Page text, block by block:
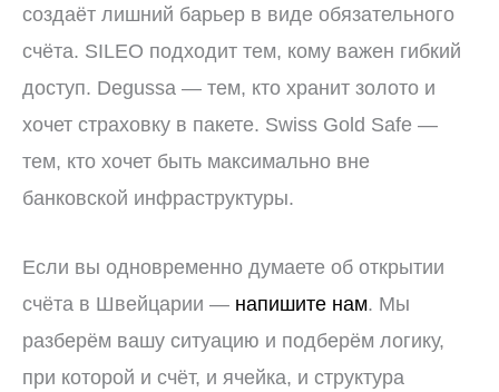
создаёт лишний барьер в виде обязательного
счёта. SILEO подходит тем, кому важен гибкий
доступ. Degussa — тем, кто хранит золото и
хочет страховку в пакете. Swiss Gold Safe —
тем, кто хочет быть максимально вне
банковской инфраструктуры.
Если вы одновременно думаете об открытии
счёта в Швейцарии — напишите нам. Мы
разберём вашу ситуацию и подберём логику,
при которой и счёт, и ячейка, и структура